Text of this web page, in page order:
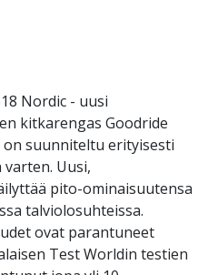
Nordic - uusi
kitkarengas Goodride
on suunniteltu erityisesti
Uusi,
pito-ominaisuutensa
talviolosuhteissa.
ovat parantuneet
Test Worldin testien